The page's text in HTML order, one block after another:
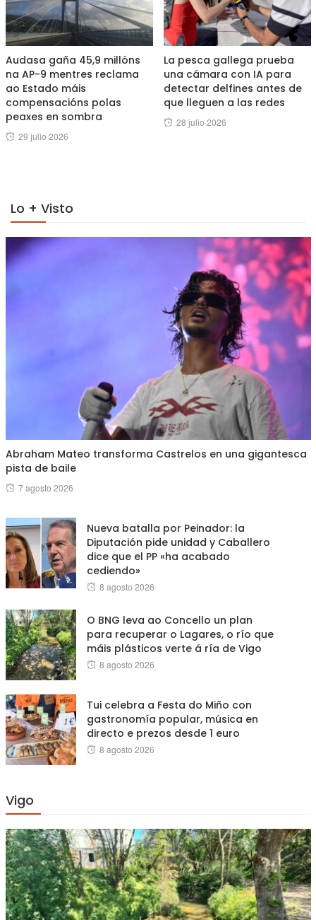
Audasa gaña 45,9 millóns
na AP-9 mentres reclama
ao Estado máis
compensacións polas
peaxes en sombra
Posted
29 julio 2026
La pesca gallega prueba
una cámara con IA para
detectar delfines antes de
que lleguen a las redes
Posted
28 julio 2026
Lo + Visto
Abraham Mateo transforma Castrelos en una gigantesca
pista de baile
Posted
7 agosto 2026
Nueva batalla por Peinador: la
Diputación pide unidad y Caballero
dice que el PP «ha acabado
cediendo»
Posted
8 agosto 2026
O BNG leva ao Concello un plan
para recuperar o Lagares, o río que
máis plásticos verte á ría de Vigo
Posted
8 agosto 2026
Tui celebra a Festa do Miño con
gastronomía popular, música en
directo e prezos desde 1 euro
Posted
8 agosto 2026
Vigo